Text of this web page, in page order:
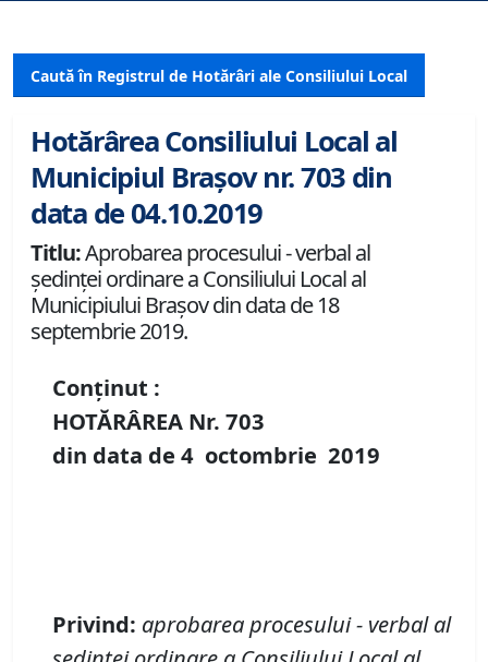
Caută în Registrul de Hotărâri ale Consiliului Local
Hotărârea Consiliului Local al
Municipiul Brașov nr. 703 din
data de 04.10.2019
Titlu:Aprobarea procesului - verbal al
şedinţei ordinare a Consiliului Local al
Municipiului Braşov din data de 18
septembrie 2019.
Conținut :
HOTĂRÂREA Nr. 703
din data de 4 octombrie 2019
Privind: aprobarea procesului - verbalal